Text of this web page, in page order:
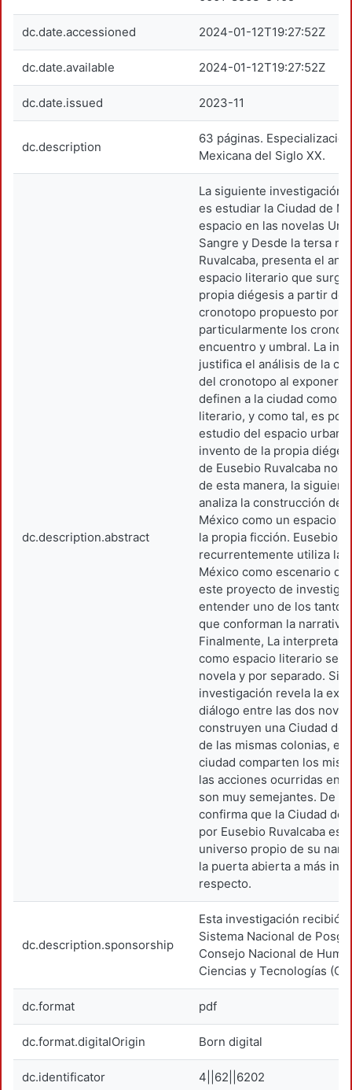
dc.date.accessioned 2024-01-12T19:27:52Z
dc.date.available 2024-01-12T19:27:52Z
dc.date.issued 2023-11
dc.description
63 páginas.
Mexicana del Siglo XX.
dc.description.abstract
La siguiente investigación,
es estudiar la Ciudad de
espacio en las novelas Un
Sangre y Desde la tersa
Ruvalcaba, presenta el
espacio literario que surge
propia diégesis a partir
cronotopo propuesto por
particularmente los
encuentro y umbral. La
justifica el análisis de la
del cronotopo al exponer
definen a la ciudad como
literario, y como tal, es
estudio del espacio
invento de la propia
de Eusebio Ruvalcaba no
de esta manera, la
analiza la construcción de
México como un espacio
la propia ficción. Eusebio
recurrentemente utiliza la
México como escenario de
este proyecto de
entender uno de los
que conforman la narrativa
Finalmente, La
como espacio literario se
novela y por separado. Sin
investigación revela la
diálogo entre las dos
construyen una Ciudad de
de las mismas colonias,
ciudad comparten los
las acciones ocurridas en
son muy semejantes. De
confirma que la Ciudad de
por Eusebio Ruvalcaba es
universo propio de su
la puerta abierta a más
respecto.
dc.description.sponsorship
Esta investigación recibió
Sistema Nacional de
Consejo Nacional de
Ciencias y Tecnologías
dc.format pdf
dc.format.digitalOrigin Born digital
dc.identificator 4||62||6202